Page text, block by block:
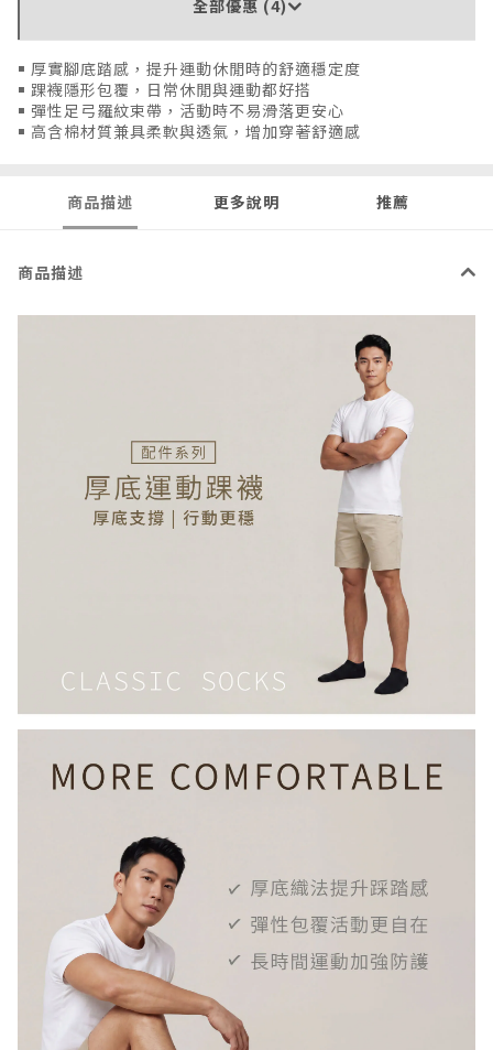
全部優惠 (4)
￭ 厚實腳底踏感，提升運動休閒時的舒適穩定度
￭ 踝襪隱形包覆，日常休閒與運動都好搭
￭ 彈性足弓羅紋束帶，活動時不易滑落更安心
￭ 高含棉材質兼具柔軟與透氣，增加穿著舒適感
商品描述 更多說明 推薦
商品描述